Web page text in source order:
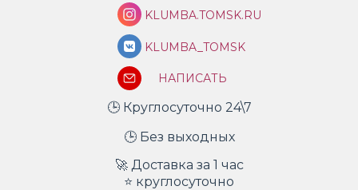
KLUMBA.TOMSK.RU
KLUMBA_TOMSK
НАПИСАТЬ
🕒 Круглосуточно 24\7
🕒 Без выходных
🚀 Доставка за 1 час
⭐ круглосуточно